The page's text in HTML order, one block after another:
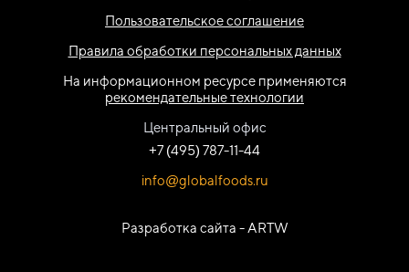
Пользовательское соглашение
Правила обработки персональных данных
На информационном ресурсе применяются
рекомендательные технологии
Центральный офис
+7 (495) 787-11-44
info@globalfoods.ru
Разработка сайта - ARTW